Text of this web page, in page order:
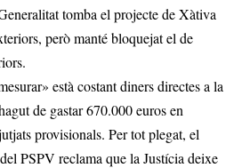
tomba el projecte de Xàtiva
però manté bloquejat el de
està costant diners directes a la
de gastar 670.000 euros en
provisionals. Per tot plegat, el
PSPV reclama que la Justícia deixe